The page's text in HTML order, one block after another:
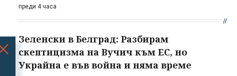
преди 4 часа
Зеленски в Белград: Разбирам
скептицизма на Вучич към ЕС, но
Украйна е във война и няма време